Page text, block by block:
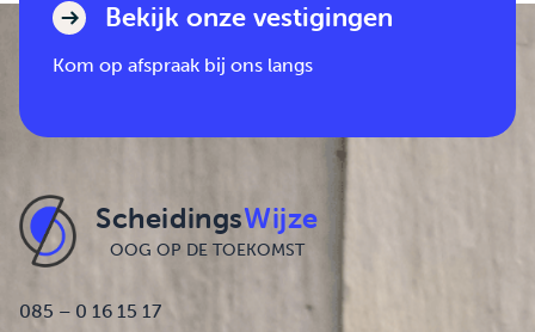
Bekijk onze vestigingen
Kom op afspraak bij ons langs
ScheidingsWijze
OOG OP DE TOEKOMST
085 – 0 16 15 17